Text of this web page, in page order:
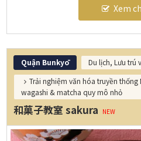
Xem
Quận Bunkyō
Du lịch, Lưu trú
Trải nghiệm văn hóa truyền thống
wagashi & matcha quy mô nhỏ
和菓子教室 sakura NEW